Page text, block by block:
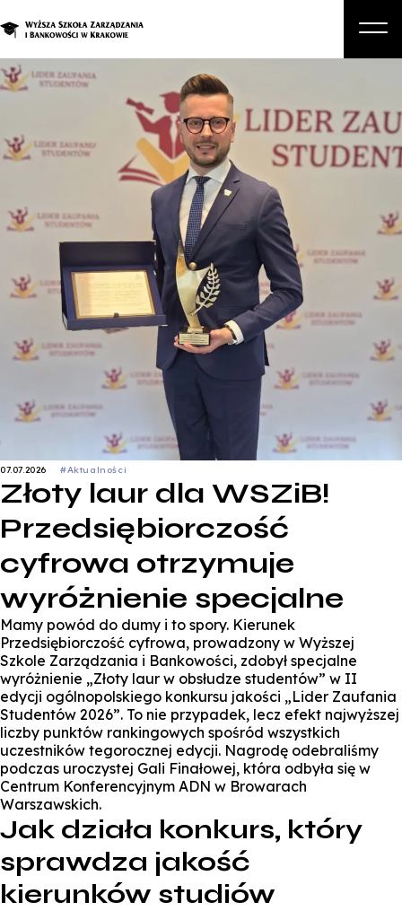
Studia
Studia podyplomowe i kursy
Student
Zapisz się na studia
07.07.2026 #Aktualności
Złoty laur dla WSZiB!
Przedsiębiorczość
cyfrowa otrzymuje
wyróżnienie specjalne
Mamy powód do dumy i to spory. Kierunek
Przedsiębiorczość cyfrowa, prowadzony w Wyższej
Szkole Zarządzania i Bankowości, zdobył specjalne
wyróżnienie „Złoty laur w obsłudze studentów” w II
edycji ogólnopolskiego konkursu jakości „Lider Zaufania
Studentów 2026”. To nie przypadek, lecz efekt najwyższej
liczby punktów rankingowych spośród wszystkich
uczestników tegorocznej edycji. Nagrodę odebraliśmy
podczas uroczystej Gali Finałowej, która odbyła się w
Centrum Konferencyjnym ADN w Browarach
Warszawskich.
Jak działa konkurs, który
sprawdza jakość
kierunków studiów